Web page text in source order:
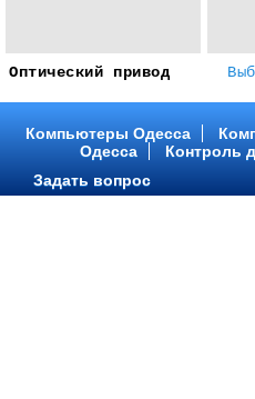
Оптический привод
Компьютеры Одесса
Одесса
Контроль
Задать вопрос